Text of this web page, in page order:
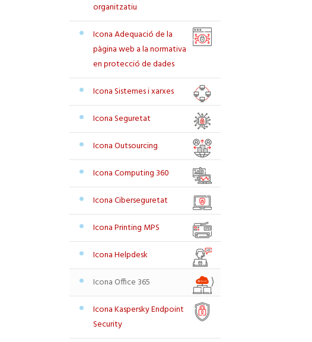
organitzatiu
Icona Adequació de la
pàgina web a la normativa
en protecció de dades
Icona Sistemes i xarxes
Icona Seguretat
Icona Outsourcing
Icona Computing 360
Icona Ciberseguretat
Icona Printing MPS
Icona Helpdesk
Icona Office 365
Icona Kaspersky Endpoint
Security